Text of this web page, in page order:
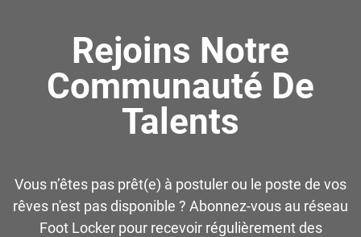
Rejoins Notre
Communauté De
Talents
Vous n’êtes pas prêt(e) à postuler ou le poste de vos
rêves n'est pas disponible ? Abonnez-vous au réseau
Foot Locker pour recevoir régulièrement des